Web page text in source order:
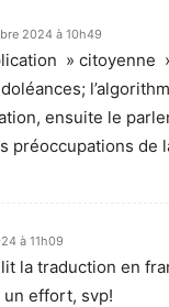
2024 à 10h49
» citoyenne
ensuite le
préoccupations de
à 11h09
la traduction en
un effort, svp!